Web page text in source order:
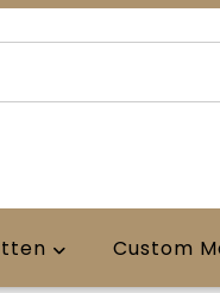
Custom